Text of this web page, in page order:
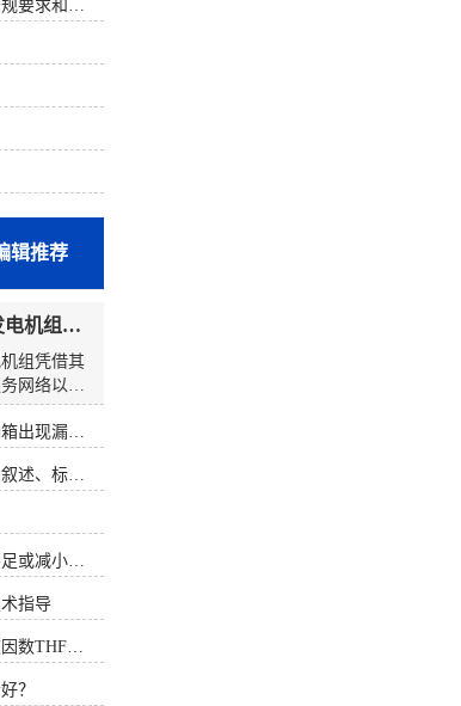
斯电喷机型
柴油机
QSK19电
机电控燃
部分构
器)、
)、执行器
控制阀总
喷射系统的
总成。泵
成，该总
燃油执行
组成。
。控制阀
燃油出
自的执行
控制喷油
斯柴油电
用压力/
械式的并
面积来控
燃油系统
燃油流通
康明斯电
出水和沉
柴油发电机组自启动的法规要求和操作步骤
辑推荐
解析cummins康明斯发电机组的长处与特点
组凭借其
网络以及
电源领域
特性具有
利用本土
合资发电
轻成本并
度造：
轮增压、
烧和快速
、发电
均由
等国家的
怎生防范柴油发电机组油箱出现漏油情况？
柴油发电机噪音太大原由叙述、标准依据及施工办法
柴油发电机增压器压力不足或减小的原因
指导
柴油发电机组的电话谐波因数THF和干扰影响系数TIF
？